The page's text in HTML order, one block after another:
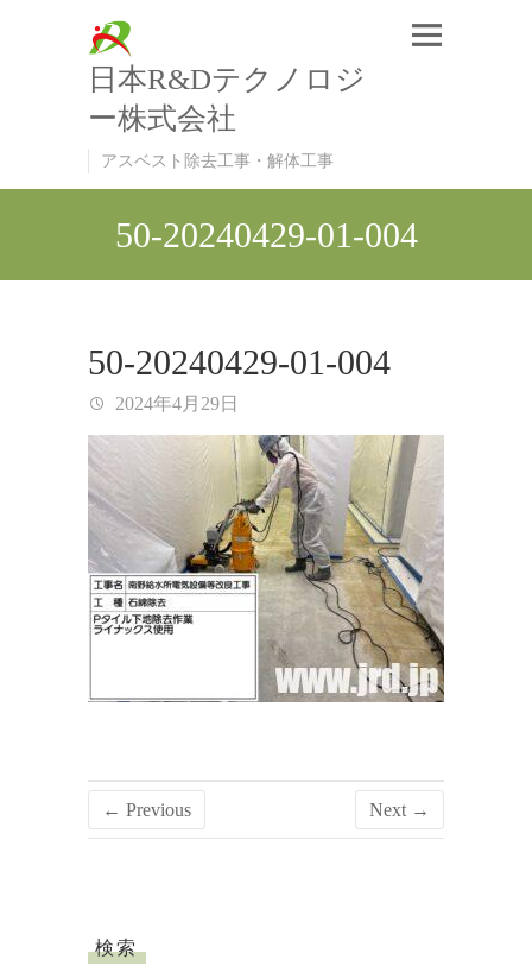
日本R&Dテクノロジ
ー株式会社
アスベスト除去工事・解体工事
50-20240429-01-004
50-20240429-01-004
2024年4月29日
← Previous Next →
検索